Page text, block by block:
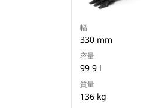
幅
330 mm
容量
99 9 l
質量
136 kg